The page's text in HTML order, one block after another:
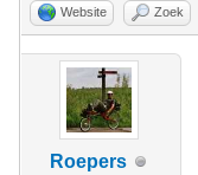
Website Zoek
Roepers